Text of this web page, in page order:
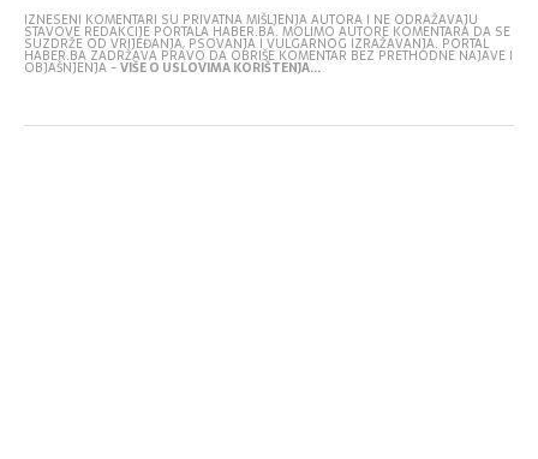
IZNESENI KOMENTARI SU PRIVATNA MIŠLJENJA AUTORA I NE ODRAŽAVAJU
STAVOVE REDAKCIJE PORTALA HABER.BA. MOLIMO AUTORE KOMENTARA DA SE
SUZDRŽE OD VRIJEĐANJA, PSOVANJA I VULGARNOG IZRAŽAVANJA. PORTAL
HABER.BA ZADRŽAVA PRAVO DA OBRIŠE KOMENTAR BEZ PRETHODNE NAJAVE I
OBJAŠNJENJA -VIŠE O USLOVIMA KORIŠTENJA...